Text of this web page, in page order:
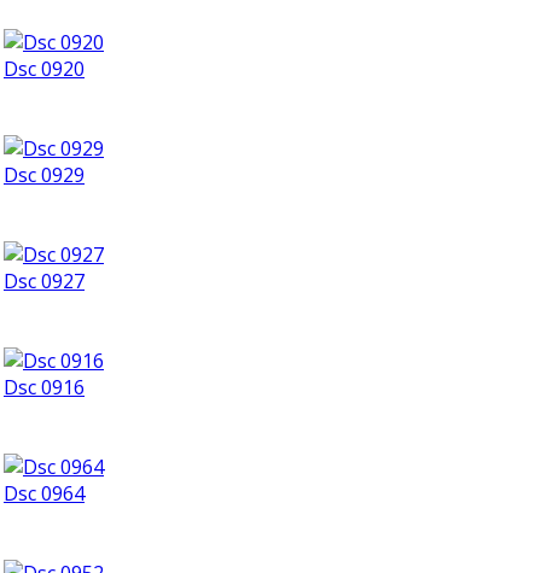
Dsc 0920
Dsc 0929
Dsc 0927
Dsc 0916
Dsc 0964